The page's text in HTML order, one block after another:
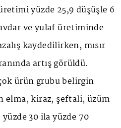
yüzde 25,9 düşüşle 6
ve yulaf üretiminde
kaydedilirken, mısır
artış görüldü.
ürün grubu belirgin
elma, kiraz, şeftali, üzüm
30 ila yüzde 70